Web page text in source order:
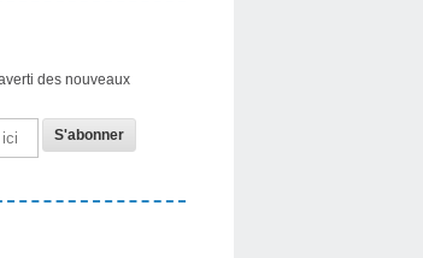
des nouveaux